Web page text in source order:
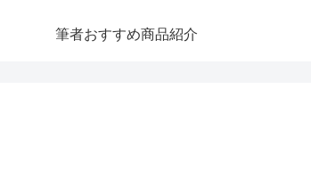
筆者おすすめ商品紹介